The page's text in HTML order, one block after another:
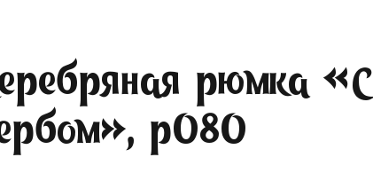
рюмка «С
р080